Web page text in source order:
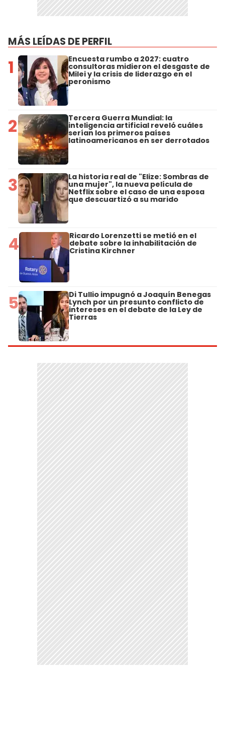
MÁS LEÍDAS DE PERFIL
1 Encuesta rumbo a 2027: cuatro
consultoras midieron el desgaste de
Milei y la crisis de liderazgo en el
peronismo
2 Tercera Guerra Mundial: la
inteligencia artificial reveló cuáles
serían los primeros países
latinoamericanos en ser derrotados
3 La historia real de "Elize: Sombras de
una mujer", la nueva película de
Netflix sobre el caso de una esposa
que descuartizó a su marido
4 Ricardo Lorenzetti se metió en el
debate sobre la inhabilitación de
Cristina Kirchner
5 Di Tullio impugnó a Joaquín Benegas
Lynch por un presunto conflicto de
intereses en el debate de la Ley de
Tierras